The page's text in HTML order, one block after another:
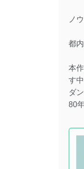
ノ
都
本
す
ダ
80